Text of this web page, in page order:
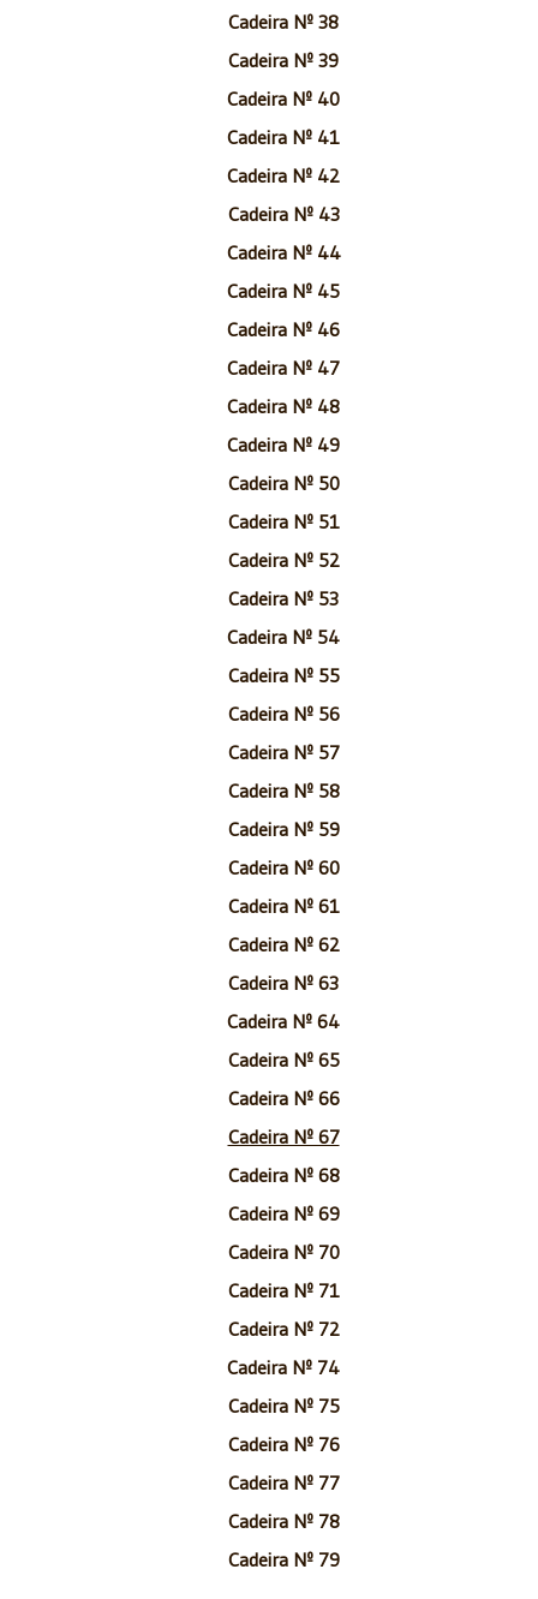
Cadeira Nº 38
Cadeira Nº 39
Cadeira Nº 40
Cadeira Nº 41
Cadeira Nº 42
Cadeira Nº 43
Cadeira Nº 44
Cadeira Nº 45
Cadeira Nº 46
Cadeira Nº 47
Cadeira Nº 48
Cadeira Nº 49
Cadeira Nº 50
Cadeira Nº 51
Cadeira Nº 52
Cadeira Nº 53
Cadeira Nº 54
Cadeira Nº 55
Cadeira Nº 56
Cadeira Nº 57
Cadeira Nº 58
Cadeira Nº 59
Cadeira Nº 60
Cadeira Nº 61
Cadeira Nº 62
Cadeira Nº 63
Cadeira Nº 64
Cadeira Nº 65
Cadeira Nº 66
Cadeira Nº 67
Cadeira Nº 68
Cadeira Nº 69
Cadeira Nº 70
Cadeira Nº 71
Cadeira Nº 72
Cadeira Nº 74
Cadeira Nº 75
Cadeira Nº 76
Cadeira Nº 77
Cadeira Nº 78
Cadeira Nº 79